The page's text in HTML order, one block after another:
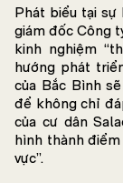
Phát biểu tại sự
giám đốc Công
kinh nghiệm
hướng phát
của Bắc Bình
để không chỉ
của cư dân
hình thành
vực”.